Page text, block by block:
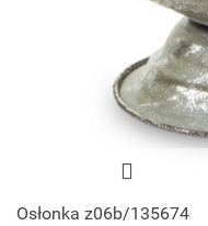
Osłonka z06b/135674